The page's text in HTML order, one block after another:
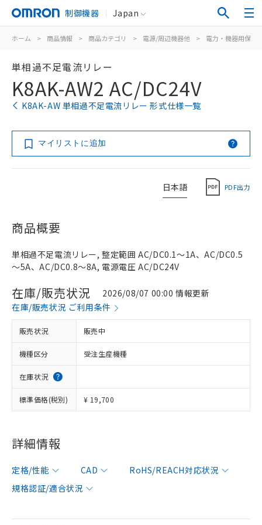
制御機器 Japan
ホーム > 商品情報 > 商品カテゴリ > 電源/周辺機器他 > 電力・機器用保護
単相過不足電流リレー
K8AK-AW2 AC/DC24V
K8AK-AW 単相過不足電流リレー 形式仕様一覧
マイリストに追加
日本語 PDF出力
商品概要
単相過不足電流リレー, 整定範囲 AC/DC0.1～1A、AC/DC0.5
～5A、AC/DC0.8～8A, 電源電圧 AC/DC24V
在庫/販売状況
2026/08/07 00:00 情報更新
在庫/販売状況 ご利用条件
販売状況 販売中
機種区分 受注生産機種
在庫状況
標準価格(税別) ¥ 19,700
詳細情報
定格/性能 CAD
RoHS/REACH対応状況
規格認証/適合状況